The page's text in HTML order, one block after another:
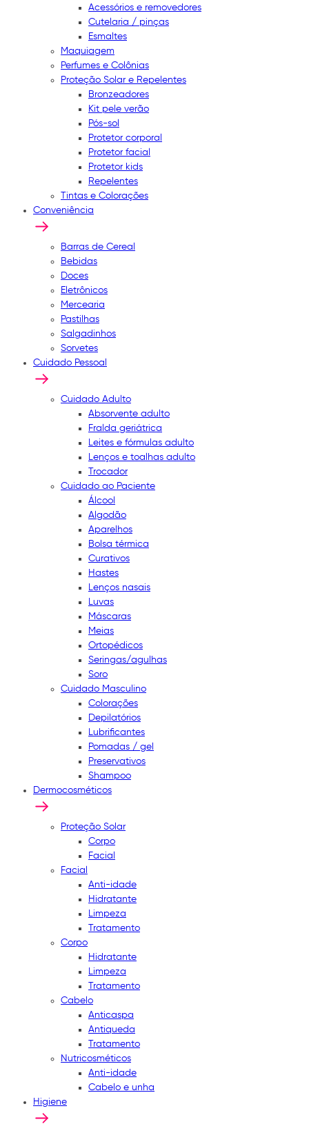
Acessórios e removedores
Cutelaria / pinças
Esmaltes
Maquiagem
Perfumes e Colônias
Proteção Solar e Repelentes
Bronzeadores
Kit pele verão
Pós-sol
Protetor corporal
Protetor facial
Protetor kids
Repelentes
Tintas e Colorações
Conveniência
Barras de Cereal
Bebidas
Doces
Eletrônicos
Mercearia
Pastilhas
Salgadinhos
Sorvetes
Cuidado Pessoal
Cuidado Adulto
Absorvente adulto
Fralda geriátrica
Leites e fórmulas adulto
Lenços e toalhas adulto
Trocador
Cuidado ao Paciente
Álcool
Algodão
Aparelhos
Bolsa térmica
Curativos
Hastes
Lenços nasais
Luvas
Máscaras
Meias
Ortopédicos
Seringas/agulhas
Soro
Cuidado Masculino
Colorações
Depilatórios
Lubrificantes
Pomadas / gel
Preservativos
Shampoo
Dermocosméticos
Proteção Solar
Corpo
Facial
Facial
Anti-idade
Hidratante
Limpeza
Tratamento
Corpo
Hidratante
Limpeza
Tratamento
Cabelo
Anticaspa
Antiqueda
Tratamento
Nutricosméticos
Anti-idade
Cabelo e unha
Higiene